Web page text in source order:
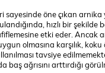
sayesinde öne çıkan arnika
hızlı bir şekilde
etki eder. Ancak
olmasına karşılık,
tavsiye
baş ağrısını arttırdığı